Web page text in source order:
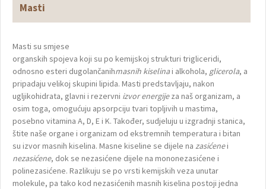
Masti
Masti su smjese
organskih spojeva koji su po kemijskoj strukturi trigliceridi,
odnosno esteri dugolančanihmasnih kiselinai alkohola, glicerola, a
pripadaju velikoj skupini lipida. Masti predstavljaju, nakon
ugljikohidrata, glavni i rezervni izvor energijeza naš organizam, a
osim toga, omogućuju apsorpciju tvari topljivih u mastima,
posebno vitamina A, D, E i K. Također, sudjeluju u izgradnji stanica,
štite naše organe i organizam od ekstremnih temperatura i bitan
su izvor masnih kiselina. Masne kiseline se dijele nazasićenei
nezasićene, dok se nezasićene dijele na mononezasićene i
polinezasićene. Razlikuju se po vrsti kemijskih veza unutar
molekule, pa tako kod nezasićenih masnih kiselina postoji jedna